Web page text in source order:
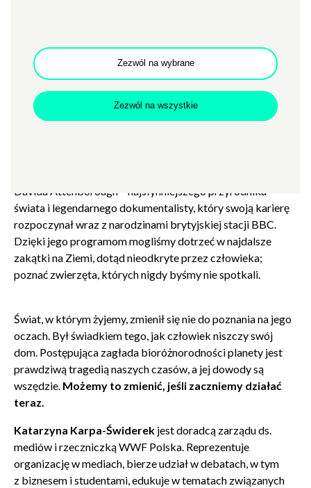
Godzina
g. 18
8.04.2021
Karpa-Świderek, Adam Wajrak
Davida Attenborough – najsłynniejszego przyrodnika
świata i legendarnego dokumentalisty, który swoją karierę
rozpoczynał wraz z narodzinami brytyjskiej stacji BBC.
Dzięki jego programom mogliśmy dotrzeć w najdalsze
zakątki na Ziemi, dotąd nieodkryte przez człowieka;
poznać zwierzęta, których nigdy byśmy nie spotkali.
Świat, w którym żyjemy, zmienił się nie do poznania na jego
oczach. Był świadkiem tego, jak człowiek niszczy swój
dom. Postępująca zagłada bioróżnorodności planety jest
prawdziwą tragedią naszych czasów, a jej dowody są
wszędzie. Możemy to zmienić, jeśli zaczniemy działać
teraz.
Katarzyna Karpa-Świderek jest doradcą zarządu ds.
mediów i rzeczniczką WWF Polska. Reprezentuje
organizację w mediach, bierze udział w debatach, w tym
z biznesem i studentami, edukuje w tematach związanych
Zezwól na wybrane
Zezwól na wszystkie